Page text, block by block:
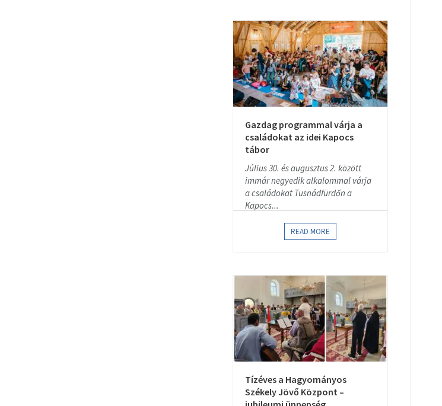
Gazdag programmal várja a
családokat az idei Kapocs
tábor
Július 30. és augusztus 2. között
immár negyedik alkalommal várja
a családokat Tusnádfürdőn a
Kapocs...
READ MORE
Tízéves a Hagyományos
Székely Jövő Központ –